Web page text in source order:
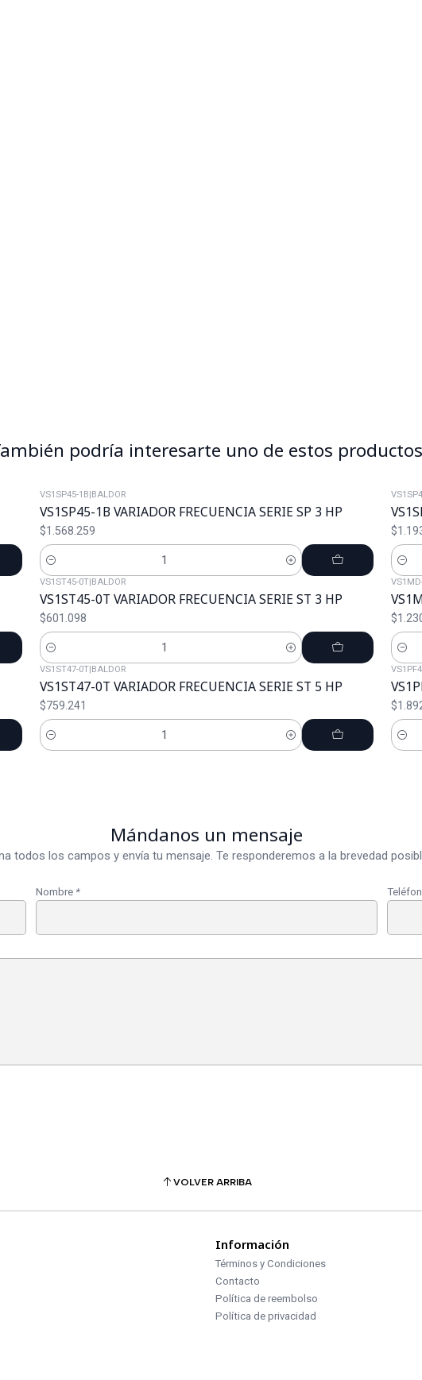
podría interesarte uno de estos productos
VS1SP45-1B|BALDOR
VS1SP45-1B VARIADOR FRECUENCIA SERIE SP 3 HP
$1.568.259
Cantidad
VS1ST45-0T|BALDOR
VS1ST45-0T VARIADOR FRECUENCIA SERIE ST 3 HP
$601.098
Cantidad
VS1ST47-0T|BALDOR
VS1ST47-0T VARIADOR FRECUENCIA SERIE ST 5 HP
$759.241
Cantidad
Mándanos un mensaje
todos los campos y envía tu mensaje. Te responderemos a la brevedad
Nombre *
VOLVER ARRIBA
Información
Términos y Condiciones
Contacto
Política de reembolso
Política de privacidad